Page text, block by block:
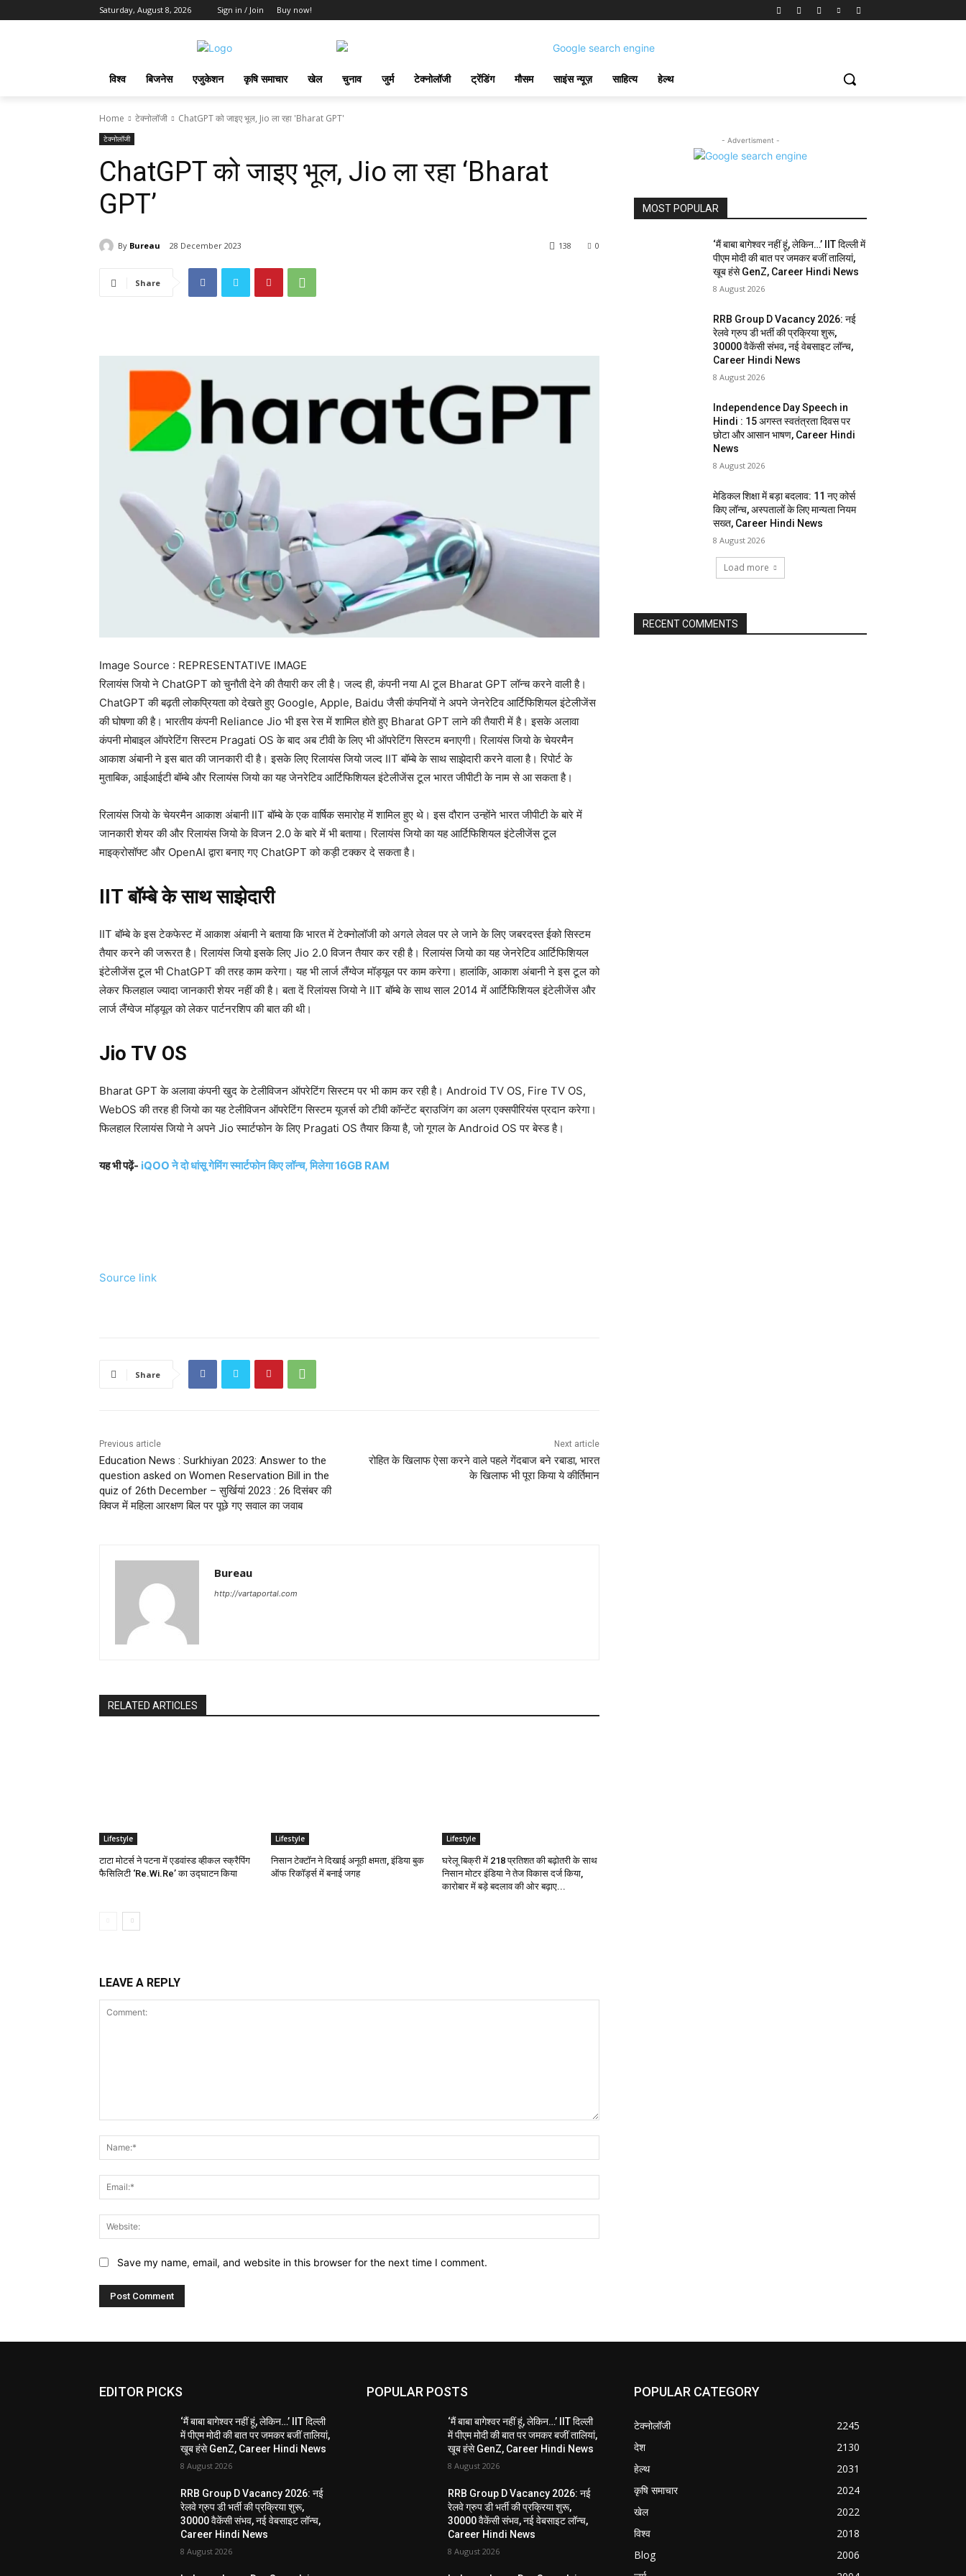
Saturday, August 8, 2026 Sign in / Join Buy now!
विश्व बिजनेस एजुकेशन कृषि समाचार खेल चुनाव जुर्म टेक्नोलॉजी ट्रेंडिंग मौसम साइंस न्यूज़ साहित्य हेल्थ
Home टेक्नोलॉजी ChatGPT को जाइए भूल, Jio ला रहा 'Bharat GPT'
टेक्नोलॉजी
ChatGPT को जाइए भूल, Jio ला रहा ‘Bharat
GPT’
By Bureau 28 December 2023 0
138
Share
Image Source : REPRESENTATIVE IMAGE
रिलायंस जियो ने ChatGPT को चुनौती देने की तैयारी कर ली है। जल्द ही, कंपनी नया AI टूल Bharat GPT लॉन्च करने वाली है।
ChatGPT की बढ़ती लोकप्रियता को देखते हुए Google, Apple, Baidu जैसी कंपनियों ने अपने जेनरेटिव आर्टिफिशियल इंटेलीजेंस
की घोषणा की है। भारतीय कंपनी Reliance Jio भी इस रेस में शामिल होते हुए Bharat GPT लाने की तैयारी में है। इसके अलावा
कंपनी मोबाइल ऑपरेटिंग सिस्टम Pragati OS के बाद अब टीवी के लिए भी ऑपरेटिंग सिस्टम बनाएगी। रिलायंस जियो के चेयरमैन
आकाश अंबानी ने इस बात की जानकारी दी है। इसके लिए रिलायंस जियो जल्द IIT बॉम्बे के साथ साझेदारी करने वाला है। रिपोर्ट के
मुताबिक, आईआईटी बॉम्बे और रिलायंस जियो का यह जेनरेटिव आर्टिफिशियल इंटेलीजेंस टूल भारत जीपीटी के नाम से आ सकता है।
रिलायंस जियो के चेयरमैन आकाश अंबानी IIT बॉम्बे के एक वार्षिक समारोह में शामिल हुए थे। इस दौरान उन्होंने भारत जीपीटी के बारे में
जानकारी शेयर की और रिलायंस जियो के विजन 2.0 के बारे में भी बताया। रिलायंस जियो का यह आर्टिफिशियल इंटेलीजेंस टूल
माइक्रोसॉफ्ट और OpenAI द्वारा बनाए गए ChatGPT को कड़ी टक्कर दे सकता है।
IIT बॉम्बे के साथ साझेदारी
IIT बॉम्बे के इस टेकफेस्ट में आकाश अंबानी ने बताया कि भारत में टेक्नोलॉजी को अगले लेवल पर ले जाने के लिए जबरदस्त ईको सिस्टम
तैयार करने की जरूरत है। रिलायंस जियो इसके लिए Jio 2.0 विजन तैयार कर रही है। रिलायंस जियो का यह जेनरेटिव आर्टिफिशियल
इंटेलीजेंस टूल भी ChatGPT की तरह काम करेगा। यह भी लार्ज लैंग्वेज मॉड्यूल पर काम करेगा। हालांकि, आकाश अंबानी ने इस टूल को
लेकर फिलहाल ज्यादा जानकारी शेयर नहीं की है। बता दें रिलांयस जियो ने IIT बॉम्बे के साथ साल 2014 में आर्टिफिशियल इंटेलीजेंस और
लार्ज लैंग्वेज मॉड्यूल को लेकर पार्टनरशिप की बात की थी।
Jio TV OS
Bharat GPT के अलावा कंपनी खुद के टेलीविजन ऑपरेटिंग सिस्टम पर भी काम कर रही है। Android TV OS, Fire TV OS,
WebOS की तरह ही जियो का यह टेलीविजन ऑपरेटिंग सिस्टम यूजर्स को टीवी कॉन्टेंट ब्राउजिंग का अलग एक्सपीरियंस प्रदान करेगा।
फिलहाल रिलायंस जियो ने अपने Jio स्मार्टफोन के लिए Pragati OS तैयार किया है, जो गूगल के Android OS पर बेस्ड है।
यह भी पढ़ें- iQOO ने दो धांसू गेमिंग स्मार्टफोन किए लॉन्च, मिलेगा 16GB RAM
Source link
Share
Previous article
Education News : Surkhiyan 2023: Answer to the
question asked on Women Reservation Bill in the
quiz of 26th December – सुर्खियां 2023 : 26 दिसंबर की
क्विज में महिला आरक्षण बिल पर पूछे गए सवाल का जवाब
Next article
रोहित के खिलाफ ऐसा करने वाले पहले गेंदबाज बने रबाडा, भारत
के खिलाफ भी पूरा किया ये कीर्तिमान
Bureau
http://vartaportal.com
RELATED ARTICLES
Lifestyle
टाटा मोटर्स ने पटना में एडवांस्ड व्हीकल स्क्रैपिंग
फैसिलिटी ‘Re.Wi.Re’ का उद्घाटन किया
Lifestyle
निसान टेक्टॉन ने दिखाई अनूठी क्षमता, इंडिया बुक
ऑफ रिकॉर्ड्स में बनाई जगह
Lifestyle
घरेलू बिक्री में 218 प्रतिशत की बढ़ोतरी के साथ
निसान मोटर इंडिया ने तेज विकास दर्ज किया,
कारोबार में बड़े बदलाव की ओर बढ़ाए...
LEAVE A REPLY
Save my name, email, and website in this browser for the next time I comment.
- Advertisment -
MOST POPULAR
‘मैं बाबा बागेश्वर नहीं हूं, लेकिन…’ IIT दिल्ली में
पीएम मोदी की बात पर जमकर बजीं तालियां,
खूब हंसे GenZ, Career Hindi News
8 August 2026
RRB Group D Vacancy 2026: नई
रेलवे ग्रुप डी भर्ती की प्रक्रिया शुरू,
30000 वैकेंसी संभव, नई वेबसाइट लॉन्च,
Career Hindi News
8 August 2026
Independence Day Speech in
Hindi : 15 अगस्त स्वतंत्रता दिवस पर
छोटा और आसान भाषण, Career Hindi
News
8 August 2026
मेडिकल शिक्षा में बड़ा बदलाव: 11 नए कोर्स
किए लॉन्च, अस्पतालों के लिए मान्यता नियम
सख्त, Career Hindi News
8 August 2026
Load more
RECENT COMMENTS
EDITOR PICKS
‘मैं बाबा बागेश्वर नहीं हूं, लेकिन…’ IIT दिल्ली
में पीएम मोदी की बात पर जमकर बजीं तालियां,
खूब हंसे GenZ, Career Hindi News
8 August 2026
RRB Group D Vacancy 2026: नई
रेलवे ग्रुप डी भर्ती की प्रक्रिया शुरू,
30000 वैकेंसी संभव, नई वेबसाइट लॉन्च,
Career Hindi News
8 August 2026
POPULAR POSTS
‘मैं बाबा बागेश्वर नहीं हूं, लेकिन…’ IIT दिल्ली
में पीएम मोदी की बात पर जमकर बजीं तालियां,
खूब हंसे GenZ, Career Hindi News
8 August 2026
RRB Group D Vacancy 2026: नई
रेलवे ग्रुप डी भर्ती की प्रक्रिया शुरू,
30000 वैकेंसी संभव, नई वेबसाइट लॉन्च,
Career Hindi News
8 August 2026
POPULAR CATEGORY
टेक्नोलॉजी
2245
देश
2130
हेल्थ
2031
कृषि समाचार
2024
खेल
2022
विश्व
2018
Blog
2006